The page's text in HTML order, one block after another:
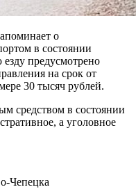
о
в состоянии
предусмотрено
на срок от
30 тысяч рублей.
средством в состоянии
а уголовное
Чепецка